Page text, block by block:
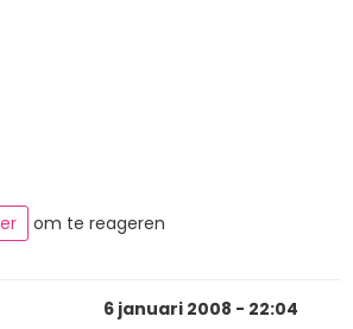
om te reageren
6 januari 2008 - 22:04